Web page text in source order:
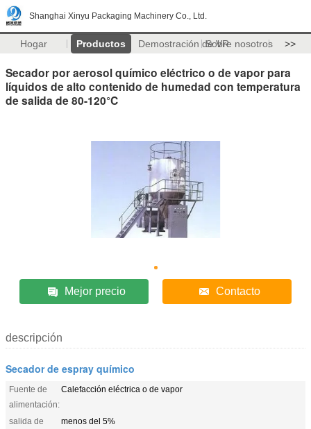
Shanghai Xinyu Packaging Machinery Co., Ltd.
Hogar Productos Demostración de VRSobre nosotros >>
Secador por aerosol químico eléctrico o de vapor para
líquidos de alto contenido de humedad con temperatura
de salida de 80-120°C
Mejor precio Contacto
descripción
Secador de espray químico
Fuente de
alimentación:
Calefacción eléctrica o de vapor
salida de
menos del 5%